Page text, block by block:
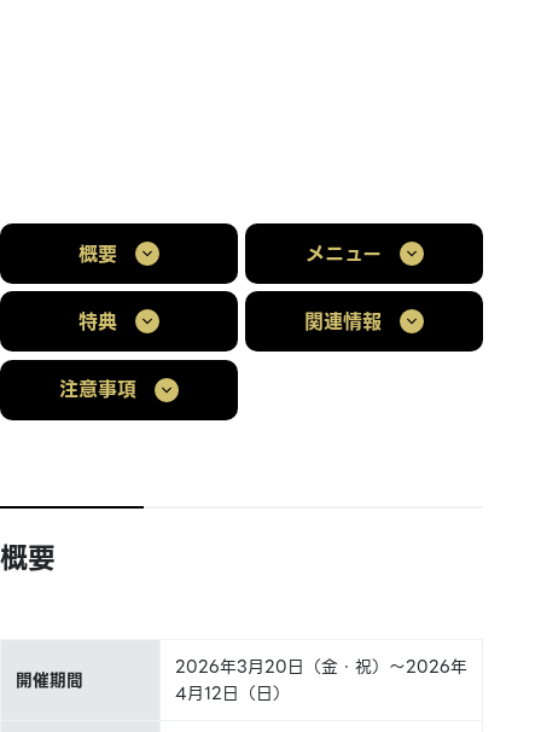
概要 メニュー
特典 関連情報
注意事項
概要
開催期間
2026年3月20日（金・祝）～2026年
4月12日（日）